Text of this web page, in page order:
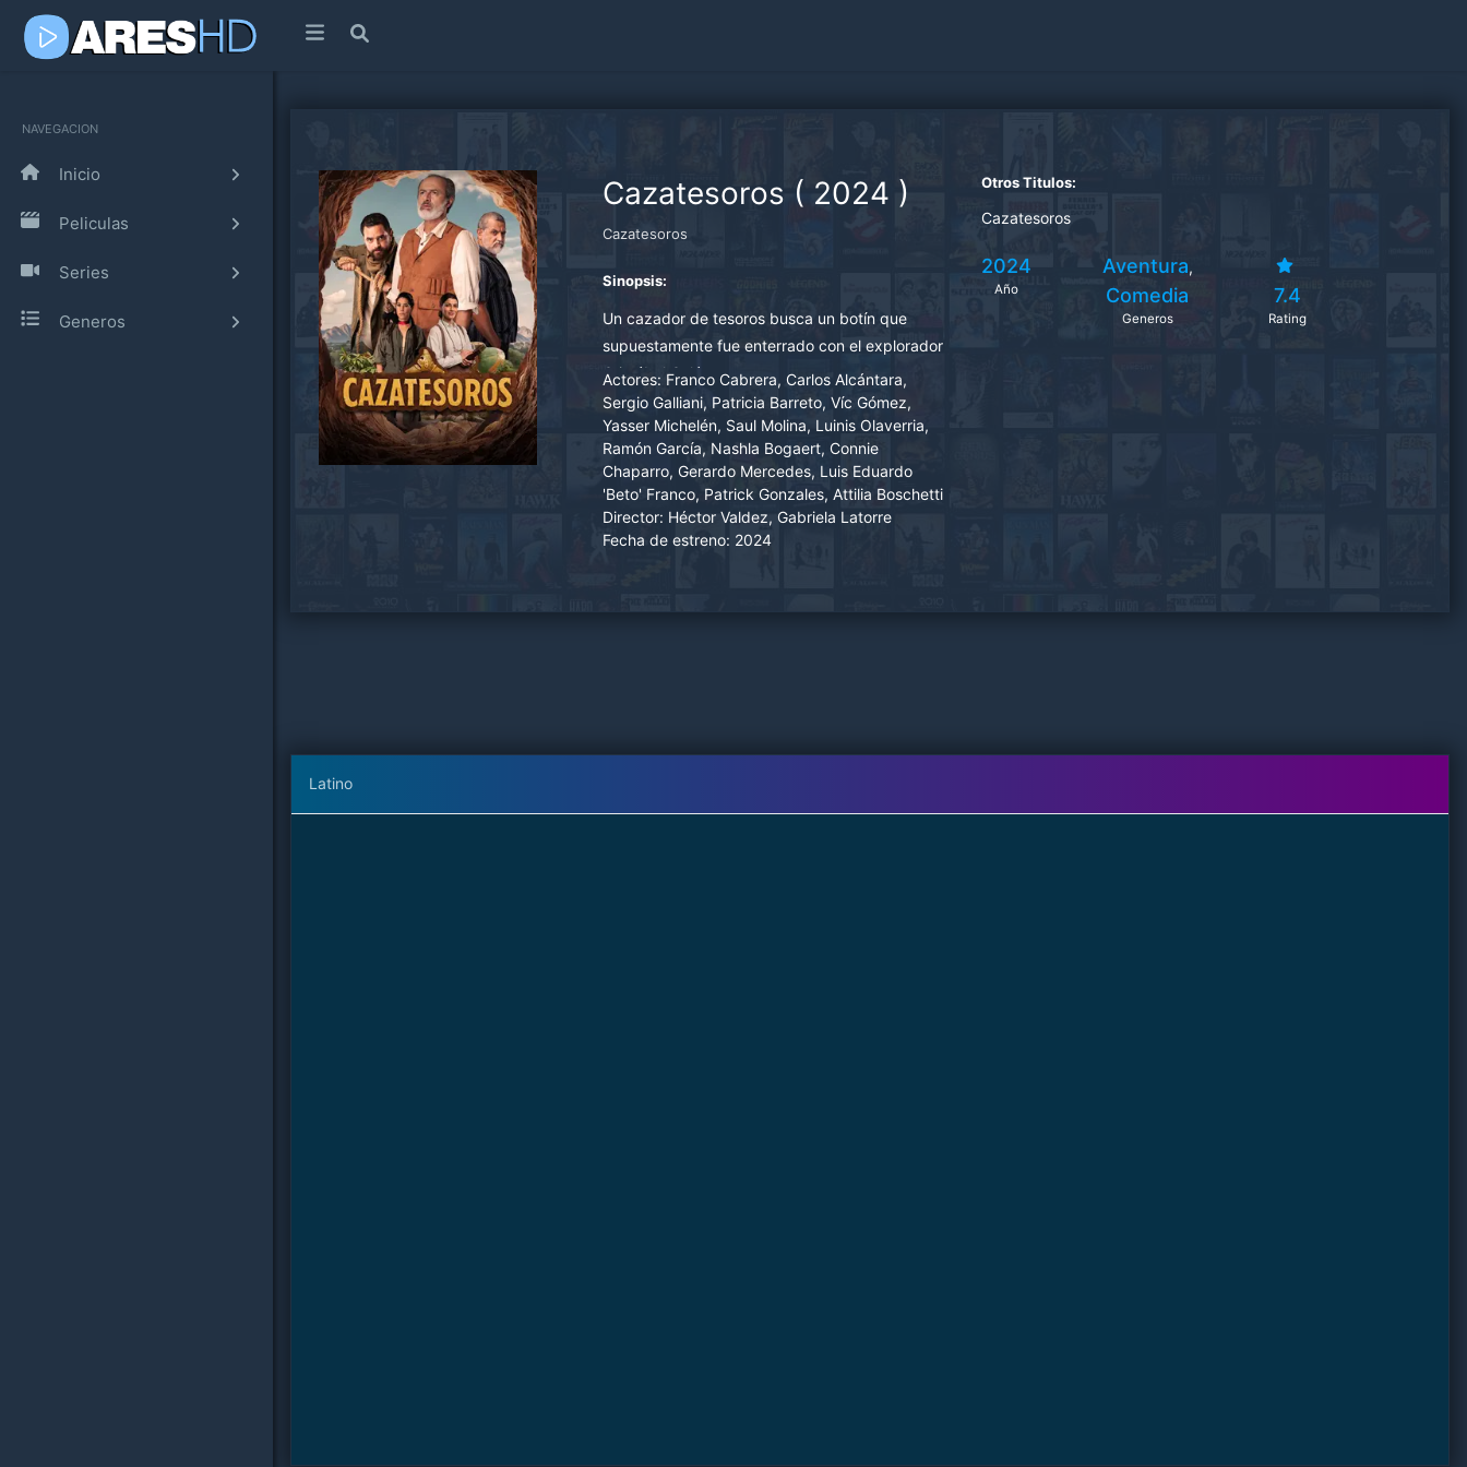
NAVEGACION
Inicio
Peliculas
Series
Generos
Cazatesoros ( 2024 )
Cazatesoros
Sinopsis:
Un cazador de tesoros busca un botín que
supuestamente fue enterrado con el explorador
Cristóbal Colón.
Actores: Franco Cabrera, Carlos Alcántara,
Sergio Galliani, Patricia Barreto, Víc Gómez,
Yasser Michelén, Saul Molina, Luinis Olaverria,
Ramón García, Nashla Bogaert, Connie
Chaparro, Gerardo Mercedes, Luis Eduardo
'Beto' Franco, Patrick Gonzales, Attilia Boschetti
Director: Héctor Valdez, Gabriela Latorre
Fecha de estreno: 2024
Otros Titulos:
Cazatesoros
2024
Año
Aventura,
Comedia
Generos
7.4
Rating
Latino